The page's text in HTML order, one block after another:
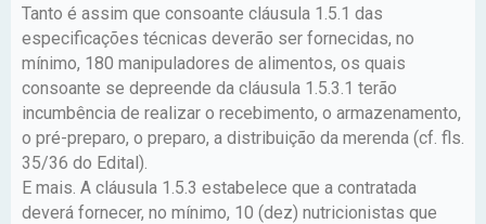
Tanto é assim que consoante cláusula 1.5.1 das
especificações técnicas deverão ser fornecidas, no
mínimo, 180 manipuladores de alimentos, os quais
consoante se depreende da cláusula 1.5.3.1 terão
incumbência de realizar o recebimento, o armazenamento,
o pré-preparo, o preparo, a distribuição da merenda (cf. fls.
35/36 do Edital).
E mais. A cláusula 1.5.3 estabelece que a contratada
deverá fornecer, no mínimo, 10 (dez) nutricionistas que